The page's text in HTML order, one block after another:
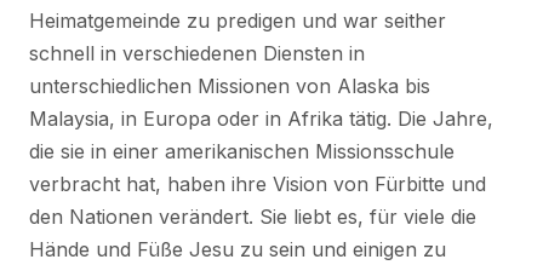
Heimatgemeinde zu predigen und war seither
schnell in verschiedenen Diensten in
unterschiedlichen Missionen von Alaska bis
Malaysia, in Europa oder in Afrika tätig. Die Jahre,
die sie in einer amerikanischen Missionsschule
verbracht hat, haben ihre Vision von Fürbitte und
den Nationen verändert. Sie liebt es, für viele die
Hände und Füße Jesu zu sein und einigen zu